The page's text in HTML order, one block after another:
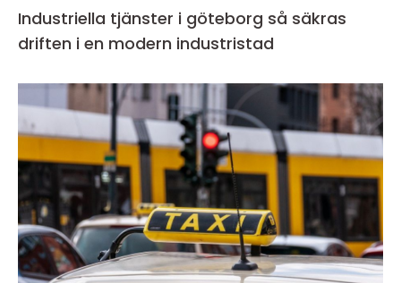
Industriella tjänster i göteborg så säkras
driften i en modern industristad